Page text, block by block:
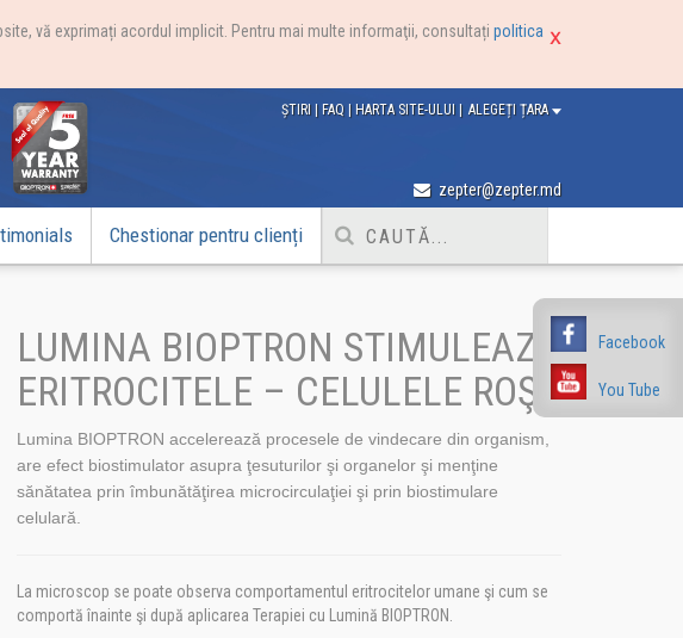
vă exprimați acordul implicit. Pentru mai multe informaţii, consultați politica
Facebook
You Tube
ALEGEȚI ȚARA
ȘTIRI | FAQ | HARTA SITE-ULUI |
zepter@zepter.md
Chestionar pentru clienți
LUMINA BIOPTRON STIMULEAZĂ
ERITROCITELE – CELULELE ROŞII
Lumina BIOPTRON accelerează procesele de vindecare din organism,
are efect biostimulator asupra ţesuturilor şi organelor şi menţine
sănătatea prin îmbunătăţirea microcirculaţiei şi prin biostimulare
celulară.
La microscop se poate observa comportamentul eritrocitelor umane şi cum se
comportă înainte şi după aplicarea Terapiei cu Lumină BIOPTRON.